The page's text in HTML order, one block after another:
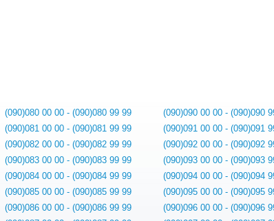
(090)080 00 00 - (090)080 99 99
(090)081 00 00 - (090)081 99 99
(090)082 00 00 - (090)082 99 99
(090)083 00 00 - (090)083 99 99
(090)084 00 00 - (090)084 99 99
(090)085 00 00 - (090)085 99 99
(090)086 00 00 - (090)086 99 99
(090)090 00 00 - (090)090
(090)091 00 00 - (090)091
(090)092 00 00 - (090)092
(090)093 00 00 - (090)093
(090)094 00 00 - (090)094
(090)095 00 00 - (090)095
(090)096 00 00 - (090)096